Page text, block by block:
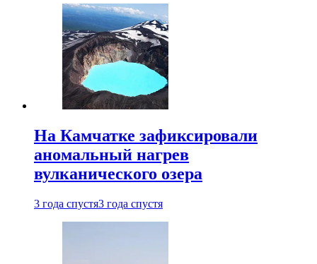
На Камчатке зафиксировали
аномальный нагрев
вулканического озера
3 года спустя3 года спустя